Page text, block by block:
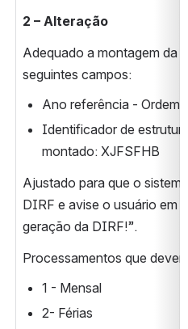
2 – Alteração
Adequado a montagem da
seguintes campos:
Ano referência - Ordem
Identificador de
montado: XJFSFHB
Ajustado para que o
DIRF e avise o usuário em
geração da DIRF!”.
Processamentos que
1 - Mensal
2- Férias